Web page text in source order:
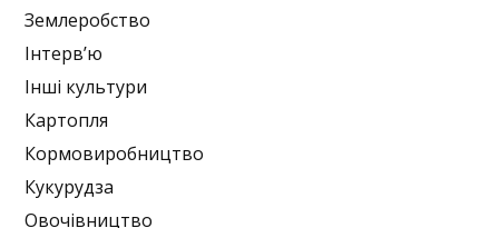
Землеробство
Інтерв’ю
Інші культури
Картопля
Кормовиробництво
Кукурудза
Овочівництво